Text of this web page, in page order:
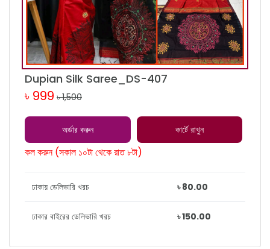
Dupian Silk Saree_DS-407
৳ 999 ৳ 1,500
অর্ডার করুন কার্টে রাখুন
কল করুন (সকাল ১০টা থেকে রাত ৮টা)
ঢাকায় ডেলিভারি খরচ ৳ 80.00
ঢাকার বাইরের ডেলিভারি খরচ ৳ 150.00